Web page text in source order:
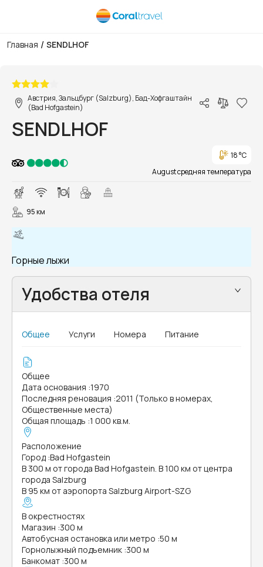
Главная / SENDLHOF
Австрия, Зальцбург (Salzburg), Бад-Хофгаштайн
(Bad Hofgastein)
SENDLHOF
18 °C
August средняя температура
95 км
Горные лыжи
Удобства отеля
Общее Услуги Номера Питание
Общее
Дата основания :1970
Последняя реновация :2011 (Только в номерах,
Общественные места)
Общая площадь :1 000 кв.м.
Расположение
Город :Bad Hofgastein
В 300 м от города Bad Hofgastein. В 100 км от центра
города Salzburg
В 95 км от аэропорта Salzburg Airport-SZG
В окрестностях
Магазин :300 м
Автобусная остановка или метро :50 м
Горнолыжный подъемник :300 м
Банкомат :300 м